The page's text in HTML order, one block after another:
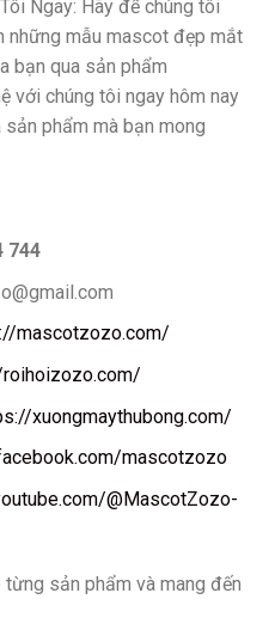
Ngay: Hãy để chúng tôi
những mẫu mascot đẹp mắt
bạn qua sản phẩm
với chúng tôi ngay hôm nay
phẩm mà bạn mong
744
mascotzozo.com/
xuongmaythubong.com/
mascotzozo
@MascotZozo-
sản phẩm và mang đến